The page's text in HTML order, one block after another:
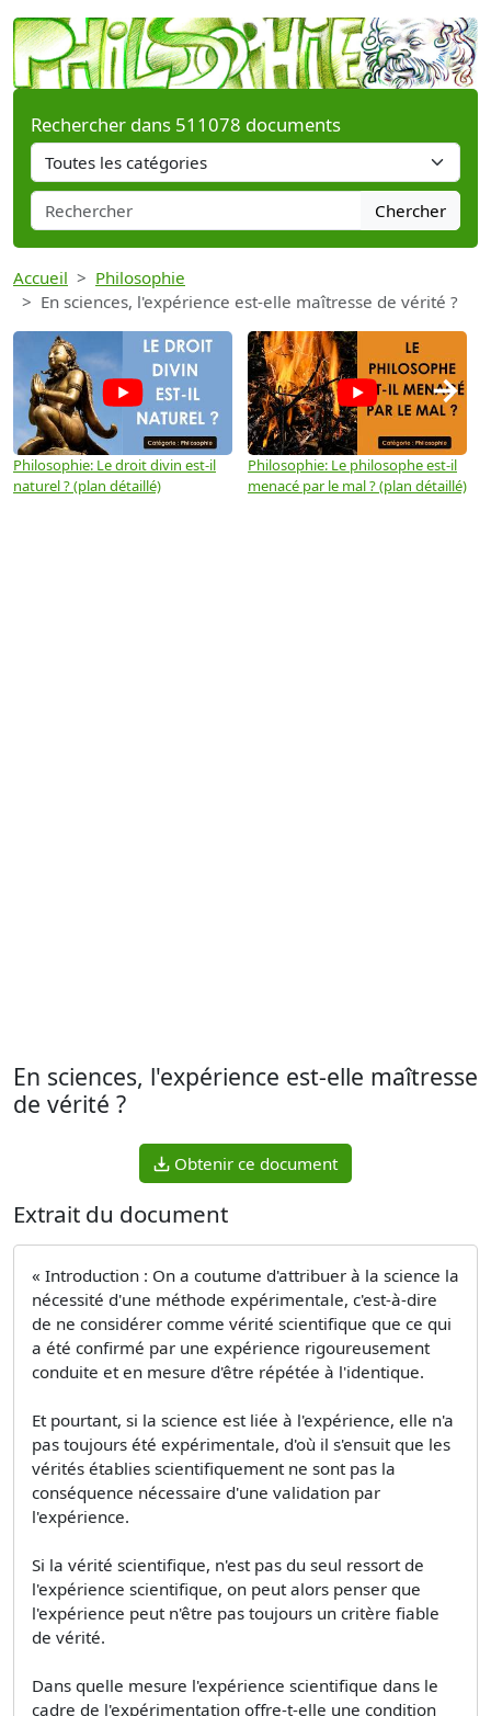
Rechercher dans 511078 documents
Chercher
Accueil
Philosophie
En sciences, l'expérience est-elle maîtresse de vérité ?
Philosophie: Le droit divin est-il
naturel ? (plan détaillé)
Philosophie: Le philosophe est-il
menacé par le mal ? (plan détaillé)
→
En sciences, l'expérience est-elle maîtresse
de vérité ?
Obtenir ce document
Extrait du document
« Introduction : On a coutume d'attribuer à la science la
nécessité d'une méthode expérimentale, c'est-à-dire
de ne considérer comme vérité scientifique que ce qui
a été confirmé par une expérience rigoureusement
conduite et en mesure d'être répétée à l'identique.
Et pourtant, si la science est liée à l'expérience, elle n'a
pas toujours été expérimentale, d'où il s'ensuit que les
vérités établies scientifiquement ne sont pas la
conséquence nécessaire d'une validation par
l'expérience.
Si la vérité scientifique, n'est pas du seul ressort de
l'expérience scientifique, on peut alors penser que
l'expérience peut n'être pas toujours un critère fiable
de vérité.
Dans quelle mesure l'expérience scientifique dans le
cadre de l'expérimentation offre-t-elle une condition